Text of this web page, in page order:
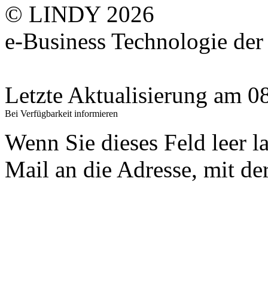
© LINDY 2026
e-Business Technologie
Letzte Aktualisierung am
Bei Verfügbarkeit informieren
Wenn Sie dieses Feld leer
Mail an die Adresse, mit